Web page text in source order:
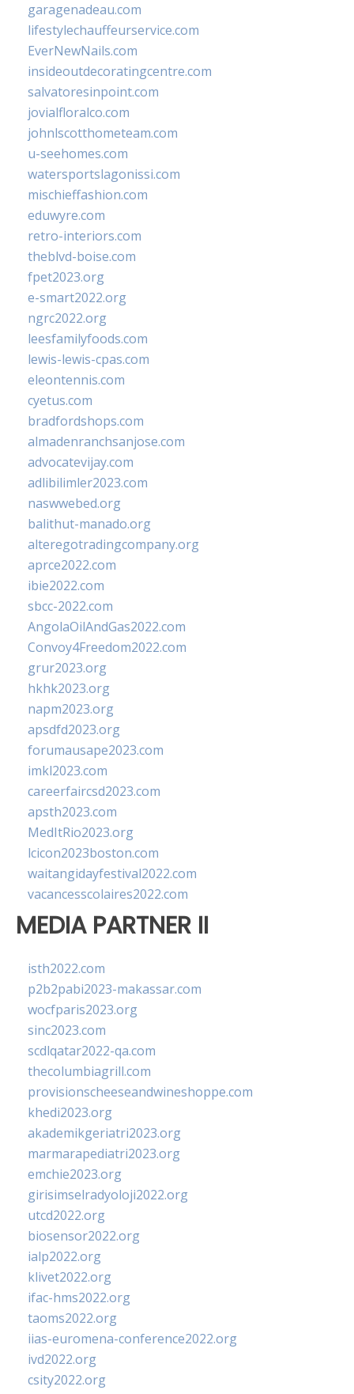
garagenadeau.com
lifestylechauffeurservice.com
EverNewNails.com
insideoutdecoratingcentre.com
salvatoresinpoint.com
jovialfloralco.com
johnlscotthometeam.com
u-seehomes.com
watersportslagonissi.com
mischieffashion.com
eduwyre.com
retro-interiors.com
theblvd-boise.com
fpet2023.org
e-smart2022.org
ngrc2022.org
leesfamilyfoods.com
lewis-lewis-cpas.com
eleontennis.com
cyetus.com
bradfordshops.com
almadenranchsanjose.com
advocatevijay.com
adlibilimler2023.com
naswwebed.org
balithut-manado.org
alteregotradingcompany.org
aprce2022.com
ibie2022.com
sbcc-2022.com
AngolaOilAndGas2022.com
Convoy4Freedom2022.com
grur2023.org
hkhk2023.org
napm2023.org
apsdfd2023.org
forumausape2023.com
imkl2023.com
careerfaircsd2023.com
apsth2023.com
MedItRio2023.org
lcicon2023boston.com
waitangidayfestival2022.com
vacancesscolaires2022.com
MEDIA PARTNER II
isth2022.com
p2b2pabi2023-makassar.com
wocfparis2023.org
sinc2023.com
scdlqatar2022-qa.com
thecolumbiagrill.com
provisionscheeseandwineshoppe.com
khedi2023.org
akademikgeriatri2023.org
marmarapediatri2023.org
emchie2023.org
girisimselradyoloji2022.org
utcd2022.org
biosensor2022.org
ialp2022.org
klivet2022.org
ifac-hms2022.org
taoms2022.org
iias-euromena-conference2022.org
ivd2022.org
csity2022.org